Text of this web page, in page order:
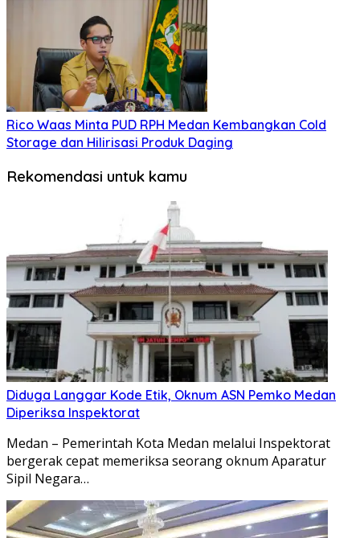
Rico Waas Minta PUD RPH Medan Kembangkan Cold
Storage dan Hilirisasi Produk Daging
Rekomendasi untuk kamu
Diduga Langgar Kode Etik, Oknum ASN Pemko Medan
Diperiksa Inspektorat
Medan – Pemerintah Kota Medan melalui Inspektorat
bergerak cepat memeriksa seorang oknum Aparatur
Sipil Negara…